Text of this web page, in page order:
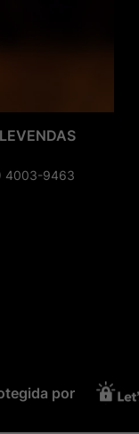
4003-9463
por